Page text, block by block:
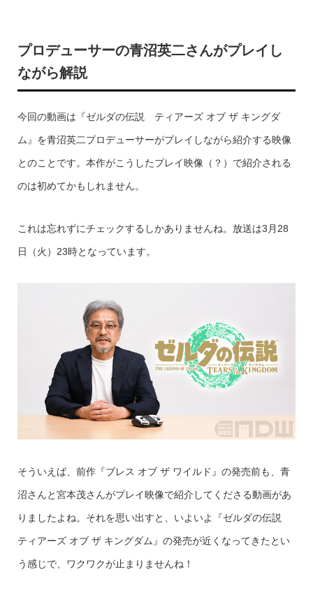
プロデューサーの青沼英二さんがプレイし
ながら解説
今回の動画は『ゼルダの伝説 ティアーズ オブ ザ キングダ
ム』を青沼英二プロデューサーがプレイしながら紹介する映像
とのことです。本作がこうしたプレイ映像（？）で紹介される
のは初めてかもしれません。
これは忘れずにチェックするしかありませんね。放送は3月28
日（火）23時となっています。
そういえば、前作『ブレス オブ ザ ワイルド』の発売前も、青
沼さんと宮本茂さんがプレイ映像で紹介してくださる動画があ
りましたよね。それを思い出すと、いよいよ『ゼルダの伝説
ティアーズ オブ ザ キングダム』の発売が近くなってきたとい
う感じで、ワクワクが止まりませんね！